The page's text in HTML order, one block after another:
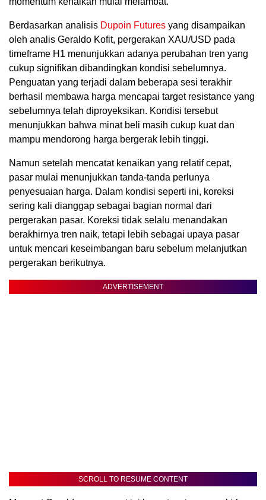
Berdasarkan analisis Dupoin Futures yang disampaikan
oleh analis Geraldo Kofit, pergerakan XAU/USD pada
timeframe H1 menunjukkan adanya perubahan tren yang
cukup signifikan dibandingkan kondisi sebelumnya.
Penguatan yang terjadi dalam beberapa sesi terakhir
berhasil membawa harga mencapai target resistance yang
sebelumnya telah diproyeksikan. Kondisi tersebut
menunjukkan bahwa minat beli masih cukup kuat dan
mampu mendorong harga bergerak lebih tinggi.
Namun setelah mencatat kenaikan yang relatif cepat,
pasar mulai menunjukkan tanda-tanda perlunya
penyesuaian harga. Dalam kondisi seperti ini, koreksi
sering kali dianggap sebagai bagian normal dari
pergerakan pasar. Koreksi tidak selalu menandakan
berakhirnya tren naik, tetapi lebih sebagai upaya pasar
untuk mencari keseimbangan baru sebelum melanjutkan
pergerakan berikutnya.
ADVERTISEMENT
SCROLL TO RESUME CONTENT